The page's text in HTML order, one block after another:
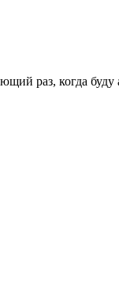
раз, когда буду